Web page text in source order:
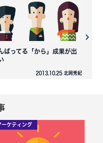
ばってる「から」成果が出
2013.10.25 北岡秀紀
ーケティング